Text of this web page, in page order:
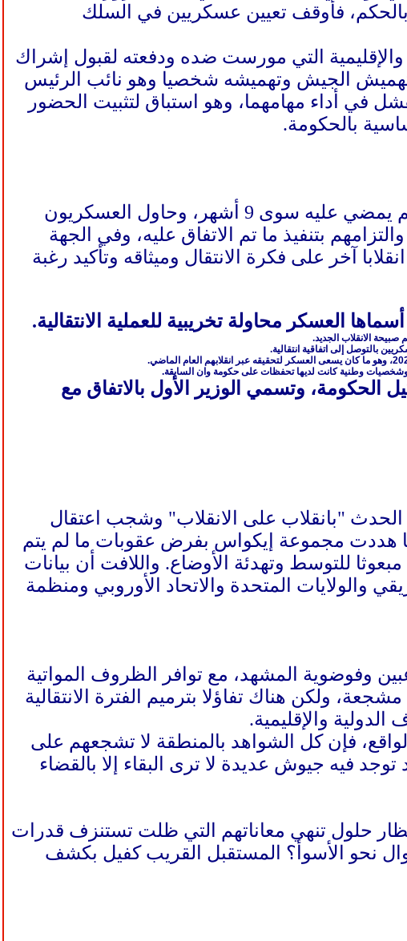
بالحكم، فأوقف تعيين عسكريين في السلك
والإقليمية التي مورست ضده ودفعته لقبول إشراك
تهميش الجيش وتهميشه شخصيا وهو نائب الرئيس
في أداء مهامهما، وهو استباق لتثبيت الحضور
بالحكومة.
سادت البلاد حالة من الارتباك لصعوبة تفسير ما جرى بعد انقلاب لم يمضي عليه سوى 9 أشهر، وحاول العسكريون
بتنفيذ ما تم الاتفاق عليه، وفي الجهة
آخر على فكرة الانتقال وميثاقه وتأكيد رغبة
العسكر محاولة تخريبية للعملية الانتقالية.
الانقلاب الجديد.
وطنية كانت لديها تحفظات على حكومة وان السابقة.
لدعوة تشكيل الحكومة، وتسمي الوزير الأول بالاتفاق مع
"بانقلاب على الانقلاب" وشجب اعتقال
هددت مجموعة إيكواس بفرض عقوبات ما لم يتم
للتوسط وتهدئة الأوضاع. واللافت أن بيانات
والولايات المتحدة والاتحاد الأوروبي ومنظمة
وفوضوية المشهد، مع توافر الظروف المواتية
ولكن هناك تفاؤلا بترميم الفترة الانتقالية
والإقليمية.
فإن كل الشواهد بالمنطقة لا تشجعهم على
توجد فيه جيوش عديدة لا ترى البقاء إلا بالقضاء
حلول تنهي معاناتهم التي ظلت تستنزف قدرات
نحو الأسوأ؟ المستقبل القريب كفيل بكشف